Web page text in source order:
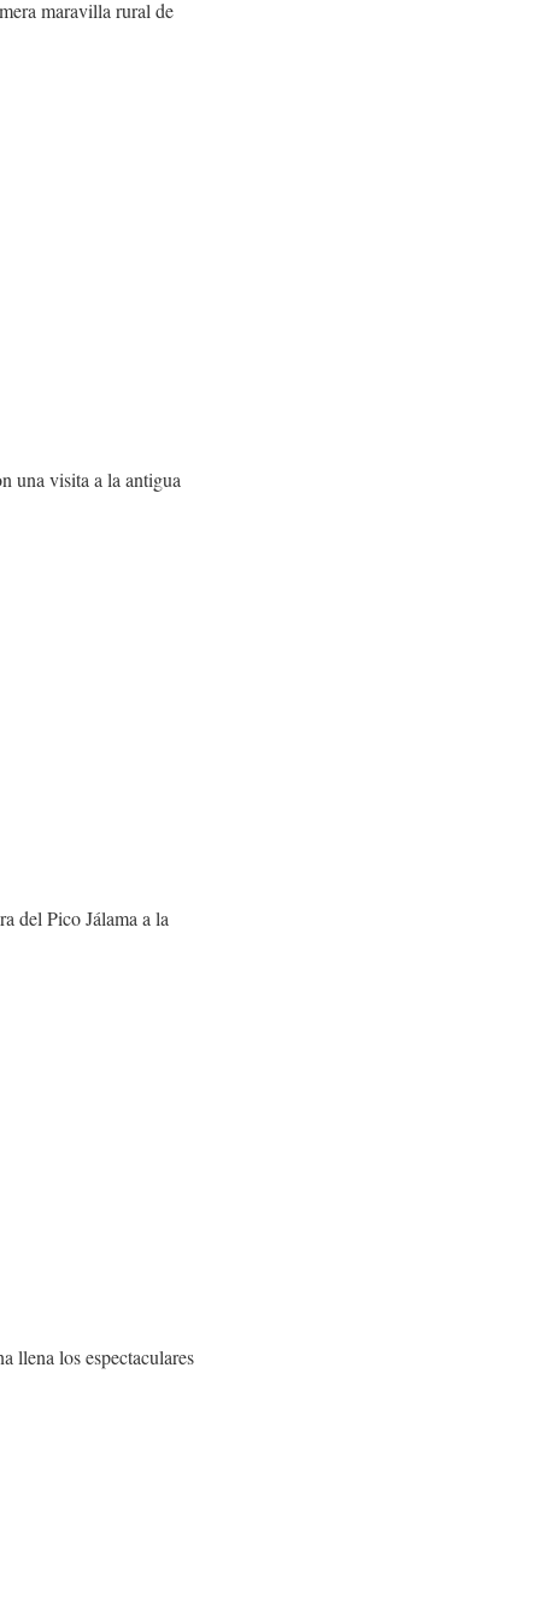
maravilla rural de
una visita a la antigua
del Pico Jálama a la
llena los espectaculares